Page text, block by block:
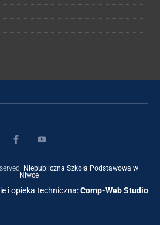
Niepubliczna Szkoła Podstawowa w
Niwce
i opieka techniczna:Comp-Web Studio